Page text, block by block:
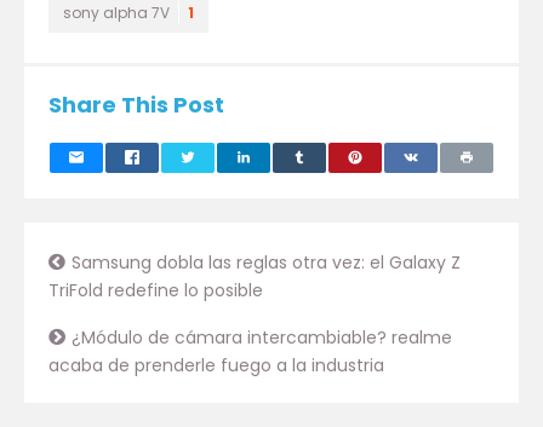
sony alpha 7V 1
Share This Post
Samsung dobla las reglas otra vez: el Galaxy Z
TriFold redefine lo posible
¿Módulo de cámara intercambiable? realme
acaba de prenderle fuego a la industria